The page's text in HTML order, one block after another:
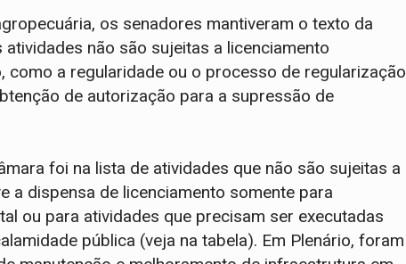
os senadores mantiveram o texto da
não são sujeitas a licenciamento
como a regularidade ou o processo de regularização
de autorização para a supressão de
foi na lista de atividades que não são sujeitas a
a dispensa de licenciamento somente para
ou para atividades que precisam ser executadas
pública (veja na tabela). Em Plenário, foram